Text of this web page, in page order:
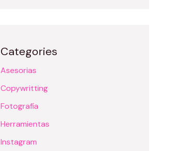
Categories
Asesorias
Copywritting
Fotografía
Herramientas
Instagram